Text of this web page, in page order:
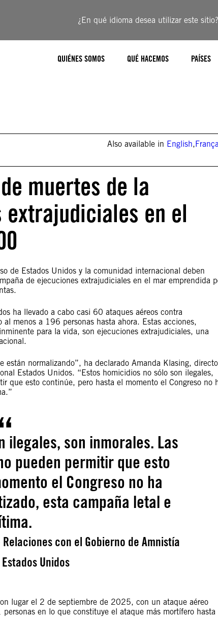
¿En qué idioma desea utilizar este sitio?
QUIÉNES SOMOS QUÉ HACEMOS PAÍSES
Also available in English,
muertes de la
extrajudiciales en el
de Estados Unidos y la comunidad internacional deben
de ejecuciones extrajudiciales en el mar emprendida
ha llevado a cabo casi 60 ataques aéreos contra
menos a 196 personas hasta ahora. Estas acciones,
para la vida, son ejecuciones extrajudiciales, una
normalizando”, ha declarado Amanda Klasing,
Estados Unidos. “Estos homicidios no sólo son ilegales,
que esto continúe, pero hasta el momento el Congreso no
ilegales, son inmorales. Las
pueden permitir que esto
el Congreso no ha
esta campaña letal e
con el Gobierno de Amnistía
Unidos
lugar el 2 de septiembre de 2025, con un ataque aéreo
en lo que constituye el ataque más mortífero hasta